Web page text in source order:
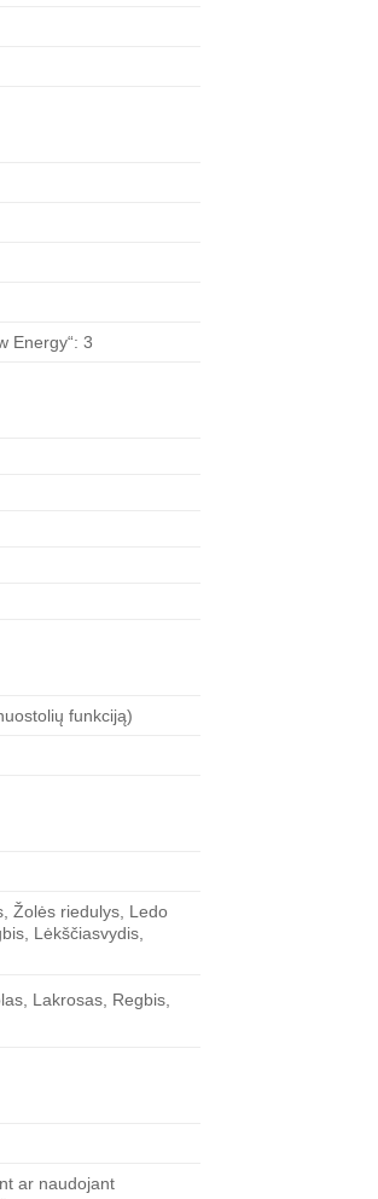
Energy“: 3
funkciją)
Žolės riedulys, Ledo
Lėkščiasvydis,
Lakrosas, Regbis,
ar naudojant